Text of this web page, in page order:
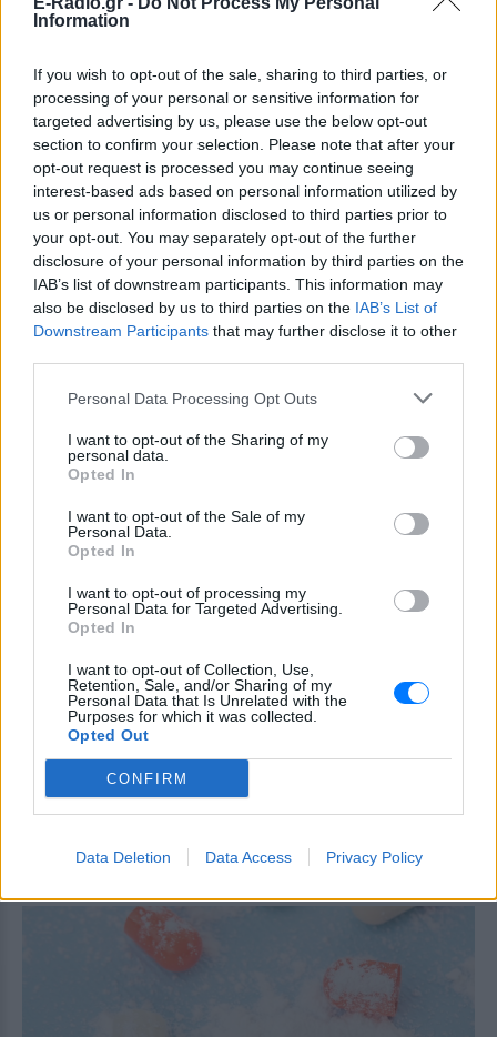
Information
If you wish to opt-out of the sale, sharing to third parties, or
processing of your personal or sensitive information for
targeted advertising by us, please use the below opt-out
section to confirm your selection. Please note that after your
opt-out request is processed you may continue seeing
interest-based ads based on personal information utilized by
us or personal information disclosed to third parties prior to
your opt-out. You may separately opt-out of the further
disclosure of your personal information by third parties on the
IAB’s list of downstream participants. This information may
also be disclosed by us to third parties on the IAB’s List of
Downstream Participants that may further disclose it to other
Personal Data Processing Opt Outs
I want to opt-out of the Sharing of my
personal data.
Opted In
I want to opt-out of the Sale of my
Personal Data.
Opted In
I want to opt-out of processing my
Personal Data for Targeted Advertising.
Opted In
I want to opt-out of Collection, Use,
Retention, Sale, and/or Sharing of my
Personal Data that Is Unrelated with the
Purposes for which it was collected.
Opted Out
CONFIRM
Data Deletion Data Access Privacy Policy
ΔΕΙΤΕ ΕΠΙΣΗΣ
ΣΤΗΝ ΙΔΙΑ ΚΑΤΗΓΟΡΙΑ
πρόεδρος που έχει παραιτηθεί
Gun»
μοιάζει να αιωρείται πάνω από
το Κάπρι
Ένα αρχιτεκτονικό θαύμα κρυμμένο
στους βράχους
λίγο πριν φύγουν από το νησί ‑
χειροπέδες στο αεροδρόμιο
Το «δωρεάν» ταξίδι που τελικά τους